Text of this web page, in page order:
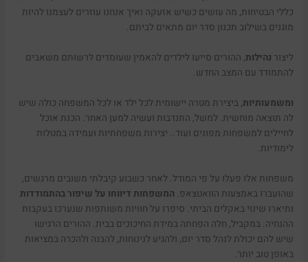
כללי הבטיחות, מה עושים כשיש אזעקה ואיך אנחנו עוזרים לעצמנו להיות
מוגנים בשילוב תכנון סדר יום מתאים לביתם.
ליצור נהילות, ההורים סייעו לילדים להאמין שעומדים לרשותם משאבים
להתמודד עם המצב החדש.
ומשמעותיות, ביצירת מטרה יישומית לכל ילד או לכל המשפחה כולה שיש
לה תוצאה מוחשית. למשל, התנדבות ועשיה למען האחר. הכנת אוכל
לחיילים למשפחות מפונים ועוד.. יצירות משפחתיות ועמידה במטלות
לימודיות.
משפחות אלו פעלו על פי המודל. לאחר כשבוע קיבלתי משובים מרגשים,
שהועברו באמצעות הוואטצאפ. המשפחות דיווחו על שיפור בהתמודדות
ותיארו שינוי באקלים הביתי. סיפרו על חוויות משותפות שנערכו בעקבות
ההנחיה. במקביל, חלה הפחתה במידת החיכוכים בבית. ההורים הרגישו
שיש להם יכולת לנהל סדר יום, ולהגיע לנינוחות, להבנה ולהכרה במציאות
באופן טוב יותר.